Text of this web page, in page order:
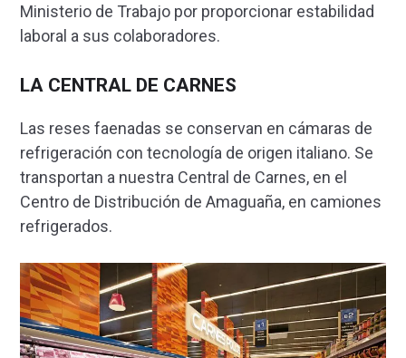
Ministerio de Trabajo por proporcionar estabilidad
laboral a sus colaboradores.
LA CENTRAL DE CARNES
Las reses faenadas se conservan en cámaras de
refrigeración con tecnología de origen italiano. Se
transportan a nuestra Central de Carnes, en el
Centro de Distribución de Amaguaña, en camiones
refrigerados.